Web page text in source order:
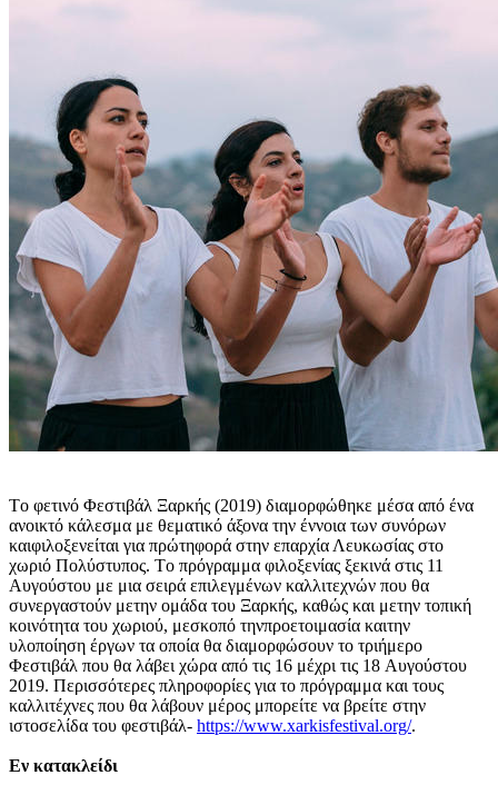
Tο φετινό Φεστιβάλ Ξαρκής (2019) διαμορφώθηκε μέσα από ένα
ανοικτό κάλεσμα με θεματικό άξονα την έννοια των συνόρων
καιφιλοξενείται για πρώτηφορά στην επαρχία Λευκωσίας στο
χωριό Πολύστυπος. Tο πρόγραμμα φιλοξενίας ξεκινά στις 11
Aυγούστου με μια σειρά επιλεγμένων καλλιτεχνών που θα
συνεργαστούν μετην ομάδα του Ξαρκής, καθώς και μετην τοπική
κοινότητα του χωριού, μεσκοπό τηνπροετοιμασία καιτην
υλοποίηση έργων τα οποία θα διαμορφώσουν το τριήμερο
Φεστιβάλ που θα λάβει χώρα από τις 16 μέχρι τις 18 Aυγούστου
2019. Περισσότερες πληροφορίες για το πρόγραμμα και τους
καλλιτέχνες που θα λάβουν μέρος μπορείτε να βρείτε στην
ιστοσελίδα του φεστιβάλ- https://www.xarkisfestival.org/.
Eν κατακλείδι